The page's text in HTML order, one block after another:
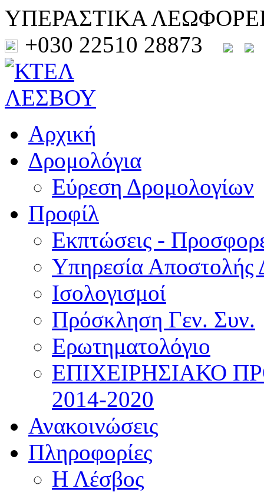
ΥΠΕΡΑΣΤΙΚΑ
+030 22510 28873
Αρχική
Δρομολόγια
Εύρεση Δρομολογίων
Προφίλ
Εκπτώσεις -
Υπηρεσία Αποστολής
Ισολογισμοί
Πρόσκληση Γεν. Συν.
Ερωτηματολόγιο
ΕΠΙΧΕΙΡΗΣΙΑΚΟ
2014-2020
Ανακοινώσεις
Πληροφορίες
Η Λέσβος